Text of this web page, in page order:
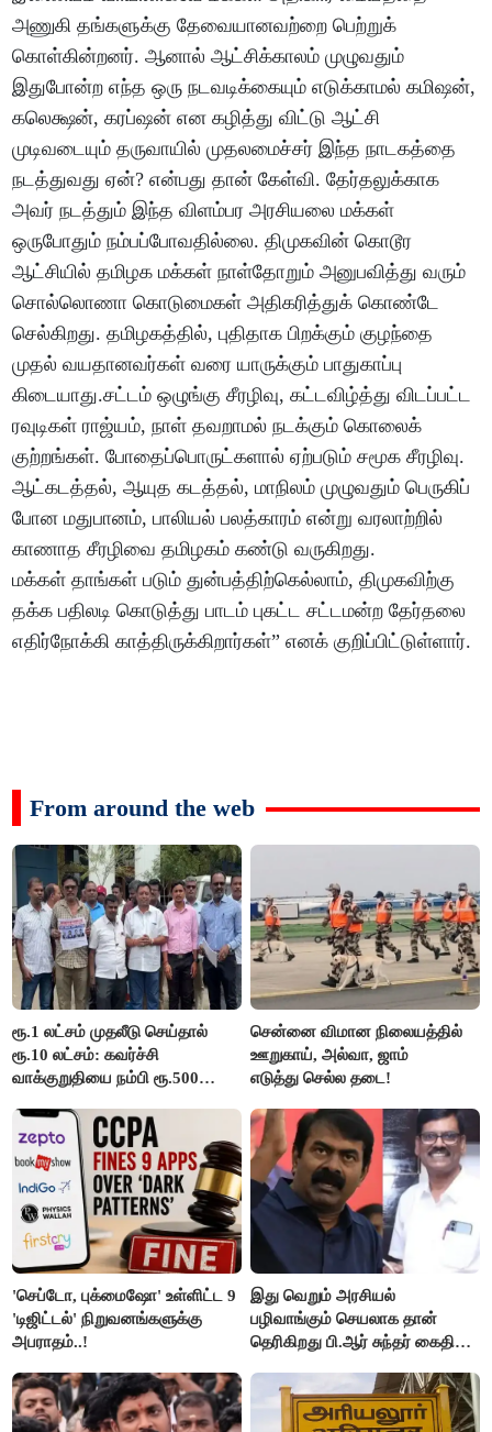
அணுகி தங்களுக்கு தேவையானவற்றை பெற்றுக்
கொள்கின்றனர். ஆனால் ஆட்சிக்காலம் முழுவதும்
இதுபோன்ற எந்த ஒரு நடவடிக்கையும் எடுக்காமல் கமிஷன்,
கலெக்ஷன், கரப்ஷன் என கழித்து விட்டு ஆட்சி
முடிவடையும் தருவாயில் முதலமைச்சர் இந்த நாடகத்தை
நடத்துவது ஏன்? என்பது தான் கேள்வி. தேர்தலுக்காக
அவர் நடத்தும் இந்த விளம்பர அரசியலை மக்கள்
ஒருபோதும் நம்பப்போவதில்லை. திமுகவின் கொடூர
ஆட்சியில் தமிழக மக்கள் நாள்தோறும் அனுபவித்து வரும்
சொல்லொணா கொடுமைகள் அதிகரித்துக் கொண்டே
செல்கிறது. தமிழகத்தில், புதிதாக பிறக்கும் குழந்தை
முதல் வயதானவர்கள் வரை யாருக்கும் பாதுகாப்பு
கிடையாது.சட்டம் ஒழுங்கு சீரழிவு, கட்டவிழ்த்து விடப்பட்ட
ரவுடிகள் ராஜ்யம், நாள் தவறாமல் நடக்கும் கொலைக்
குற்றங்கள். போதைப்பொருட்களால் ஏற்படும் சமூக சீரழிவு.
ஆட்கடத்தல், ஆயுத கடத்தல், மாநிலம் முழுவதும் பெருகிப்
போன மதுபானம், பாலியல் பலத்காரம் என்று வரலாற்றில்
காணாத சீரழிவை தமிழகம் கண்டு வருகிறது.
மக்கள் தாங்கள் படும் துன்பத்திற்கெல்லாம், திமுகவிற்கு
தக்க பதிலடி கொடுத்து பாடம் புகட்ட சட்டமன்ற தேர்தலை
எதிர்நோக்கி காத்திருக்கிறார்கள்” எனக் குறிப்பிட்டுள்ளார்.
From around the web
ரூ.1 லட்சம் முதலீடு செய்தால்
ரூ.10 லட்சம்: கவர்ச்சி
வாக்குறுதியை நம்பி ரூ.500
மக்கள்!
சென்னை விமான நிலையத்தில்
ஊறுகாய், அல்வா, ஜாம்
எடுத்து செல்ல தடை!
'செப்டோ, புக்மைஷோ' உள்ளிட்ட 9
'டிஜிட்டல்' நிறுவனங்களுக்கு
அபராதம்..!
இது வெறும் அரசியல்
பழிவாங்கும் செயலாக தான்
தெரிகிறது பி.ஆர் சுந்தர் கைதிற்கு